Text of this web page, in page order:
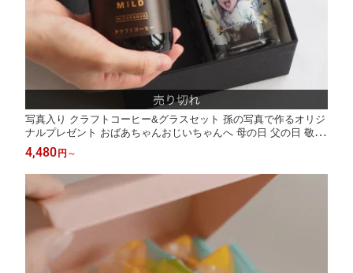
写真入り クラフトコーヒー&グラスセット 孫の写真で作るオリジ
ナルプレゼント おばあちゃんおじいちゃんへ 母の日 父の日 敬老
の日
4,480 円 ～